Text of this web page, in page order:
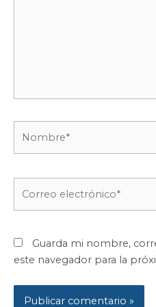
Guarda mi nombre,
este navegador para la